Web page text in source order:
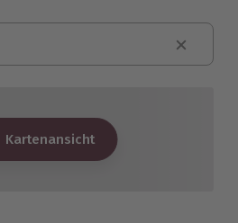
Kartenansicht